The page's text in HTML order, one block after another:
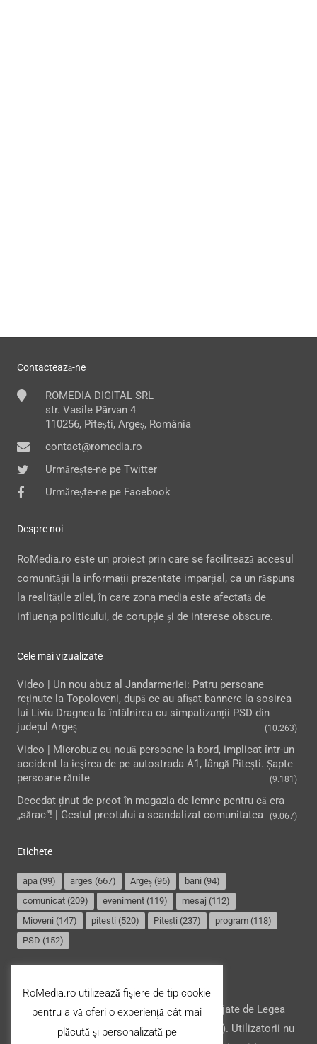
Contactează-ne
ROMEDIA DIGITAL SRL
str. Vasile Pârvan 4
110256, Pitești, Argeș, România
contact@romedia.ro
Urmărește-ne pe Twitter
Urmărește-ne pe Facebook
Despre noi
RoMedia.ro este un proiect prin care se facilitează accesul
comunității la informații prezentate imparțial, ca un răspuns
la realitățile zilei, în care zona media este afectată de
influența politicului, de corupție și de interese obscure.
Cele mai vizualizate
Video | Un nou abuz al Jandarmeriei: Patru persoane
reținute la Topoloveni, după ce au afișat bannere la sosirea
lui Liviu Dragnea la întâlnirea cu simpatizanții PSD din
județul Argeș
(10.263)
Video | Microbuz cu nouă persoane la bord, implicat într-un
accident la ieşirea de pe autostrada A1, lângă Pitești. Șapte
persoane rănite
(9.181)
Decedat ținut de preot în magazia de lemne pentru că era
„sărac”! | Gestul preotului a scandalizat comunitatea
(9.067)
Etichete
apa (99) arges (667) Argeș (96) bani (94)
comunicat (209) eveniment (119) mesaj (112)
Mioveni (147) pitesti (520) Pitești (237) program (118)
PSD (152)
Website-ul şi conţinutul acestuia, sunt protejate de Legea
drepturilor de autor din România (nr. 8/1996). Utilizatorii nu
RoMedia.ro utilizează fișiere de tip cookie
pentru a vă oferi o experiență cât mai
plăcută și personalizată pe